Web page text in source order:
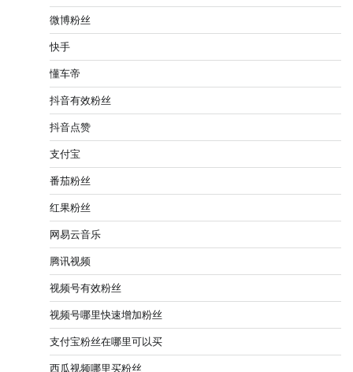
微博粉丝
快手
懂车帝
抖音有效粉丝
抖音点赞
支付宝
番茄粉丝
红果粉丝
网易云音乐
腾讯视频
视频号有效粉丝
视频号哪里快速增加粉丝
支付宝粉丝在哪里可以买
西瓜视频哪里买粉丝